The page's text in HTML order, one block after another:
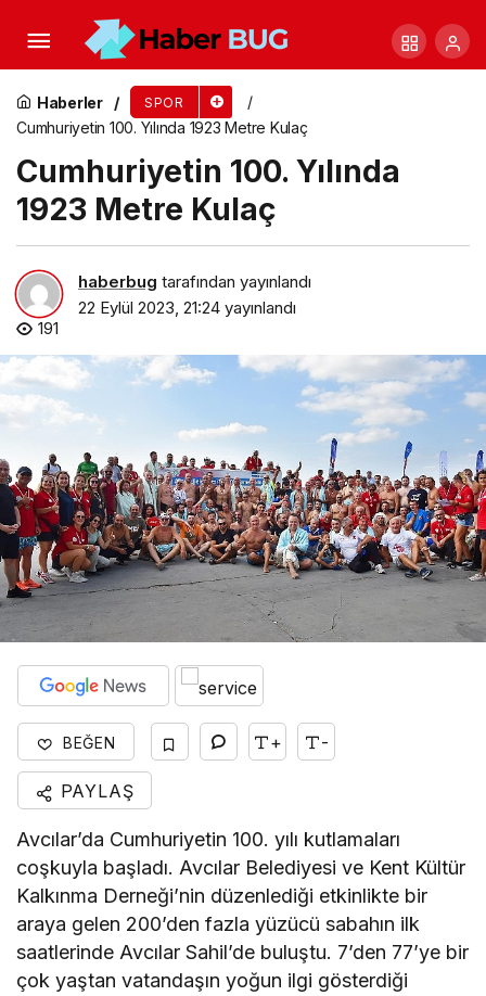
Haberler SPOR
Cumhuriyetin 100. Yılında 1923 Metre Kulaç
Cumhuriyetin 100. Yılında
1923 Metre Kulaç
haberbug tarafından yayınlandı
22 Eylül 2023, 21:24 yayınlandı
191
BEĞEN + -
PAYLAŞ
Avcılar’da Cumhuriyetin 100. yılı kutlamaları
coşkuyla başladı. Avcılar Belediyesi ve Kent Kültür
Kalkınma Derneği’nin düzenlediği etkinlikte bir
araya gelen 200’den fazla yüzücü sabahın ilk
saatlerinde Avcılar Sahil’de buluştu. 7’den 77’ye bir
çok yaştan vatandaşın yoğun ilgi gösterdiği
Egeli Down Sendromlu Sporcu İrem Özdemir’den
Avrupa Şampiyonasında 5 madalya